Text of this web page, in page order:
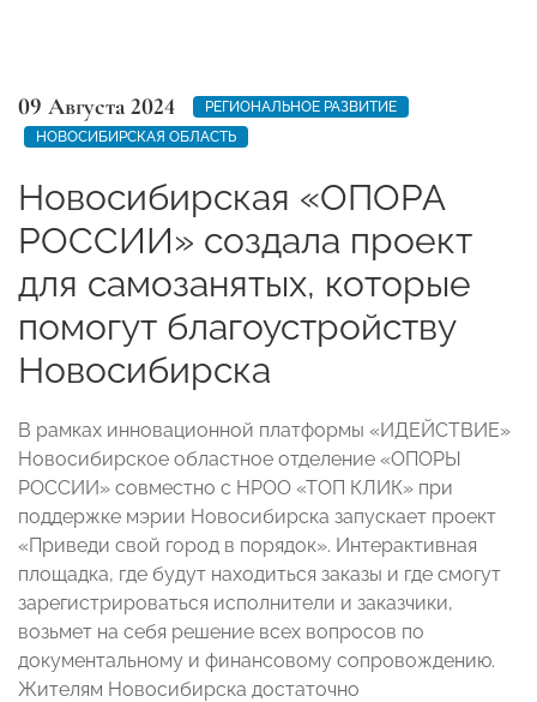
09 Августа 2024
РЕГИОНАЛЬНОЕ РАЗВИТИЕ
НОВОСИБИРСКАЯ ОБЛАСТЬ
Новосибирская «ОПОРА
РОССИИ» создала проект
для самозанятых, которые
помогут благоустройству
Новосибирска
В рамках инновационной платформы «ИДЕЙСТВИЕ»
Новосибирское областное отделение «ОПОРЫ
РОССИИ» совместно с НРОО «ТОП КЛИК» при
поддержке мэрии Новосибирска запускает проект
«Приведи свой город в порядок». Интерактивная
площадка, где будут находиться заказы и где смогут
зарегистрироваться исполнители и заказчики,
возьмет на себя решение всех вопросов по
документальному и финансовому сопровождению.
Жителям Новосибирска достаточно